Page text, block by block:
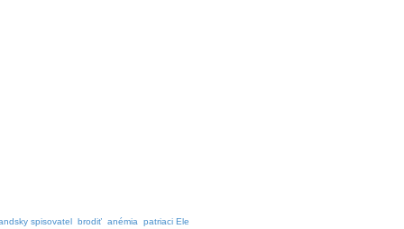
spisovatel brodiť anémia patriaci Ele